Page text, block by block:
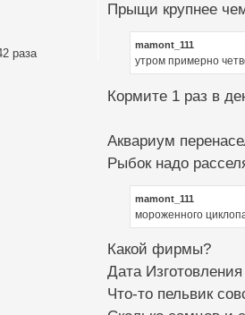
раза
Прыщи крупнее
mamont_111
утром примерно
Кормите 1 раз в
Аквариум
Рыбок надо
mamont_111
мороженного
Какой фирмы?
Дата
Что-то пельвик